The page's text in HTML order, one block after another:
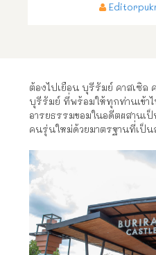
ต้องไปเยือน บุรีรัมย์ คาสเซิ
บุรีรัมย์ ที่พร้อมให้ทุกท่านเข้า
อารยธรรมขอมในอดีตผสานเ
คนรุ่นใหม่ด้วยมาตรฐานที่เป็